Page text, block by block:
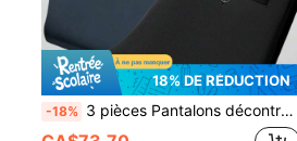
18% DE RÉDUCTION
-18% 3 pièces Pantalons décontractés pour hommes, avec passants de ceinture et coupe droite, convenant pour le travail et le port quotidien, printemps/été